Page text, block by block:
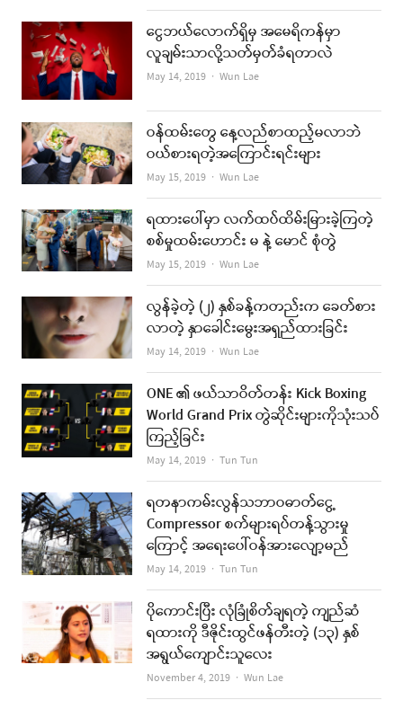
ငွေဘယ်လောက်ရှိမှ အမေရိကန်မှာ
လူချမ်းသာလို့သတ်မှတ်ခံရတာလဲ
May 14, 2019 Author
Wun Lae
ဝန်ထမ်းတွေ နေ့လည်စာထည့်မလာဘဲ
ဝယ်စားရတဲ့အကြောင်းရင်းများ
May 15, 2019 Author
Wun Lae
ရထားပေါ်မှာ လက်ထပ်ထိမ်းမြားခဲ့ကြတဲ့
စစ်မှုထမ်းဟောင်း မ နဲ့ မောင် စုံတွဲ
May 15, 2019 Author
Wun Lae
လွန်ခဲ့တဲ့ (၂) နှစ်ခန့်ကတည်းက ခေတ်စား
လာတဲ့ နှာခေါင်းမွေးအရှည်ထားခြင်း
May 14, 2019 Author
Wun Lae
ONE ၏ ဖယ်သာဝိတ်တန်း Kick Boxing
World Grand Prix တွဲဆိုင်းများကိုသုံးသပ်
ကြည့်ခြင်း
May 14, 2019 Author
Tun Tun
ရတနာကမ်းလွန်သဘာဝဓာတ်ငွေ့
Compressor စက်များရပ်တန့်သွားမှု
ကြောင့် အရေးပေါ်ဝန်အားလျော့မည်
May 14, 2019 Author
Tun Tun
ပိုကောင်းပြီး လုံခြုံစိတ်ချရတဲ့ ကျည်ဆံ
ရထားကို ဒီဇိုင်းထွင်ဖန်တီးတဲ့ (၁၃) နှစ်
အရွယ်ကျောင်းသူလေး
November 4, 2019 Author
Wun Lae